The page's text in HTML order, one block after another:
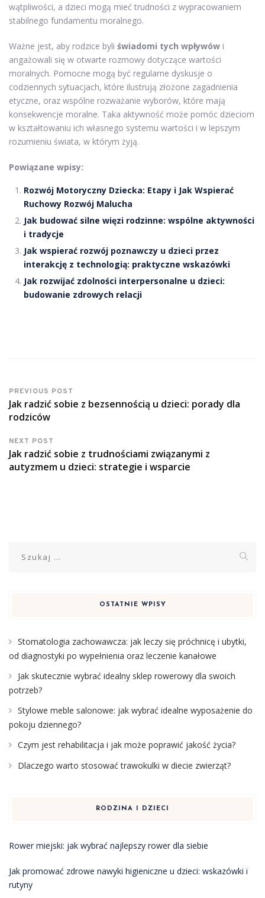
wątpliwości, a dzieci mogą mieć trudności z wypracowaniem
stabilnego fundamentu moralnego.
Ważne jest, aby rodzice byli świadomi tych wpływów i
angażowali się w otwarte rozmowy dotyczące wartości
moralnych. Pomocne mogą być regularne dyskusje o
codziennych sytuacjach, które ilustrują złożone zagadnienia
etyczne, oraz wspólne rozważanie wyborów, które mają
konsekwencje moralne. Taka aktywność może pomóc dzieciom
w kształtowaniu ich własnego systemu wartości i w lepszym
rozumieniu świata, w którym żyją.
Powiązane wpisy:
Rozwój Motoryczny Dziecka: Etapy i Jak Wspierać
Ruchowy Rozwój Malucha
Jak budować silne więzi rodzinne: wspólne aktywności
i tradycje
Jak wspierać rozwój poznawczy u dzieci przez
interakcję z technologią: praktyczne wskazówki
Jak rozwijać zdolności interpersonalne u dzieci:
budowanie zdrowych relacji
PREVIOUS POST
Jak radzić sobie z bezsennością u dzieci: porady dla
rodziców
NEXT POST
Jak radzić sobie z trudnościami związanymi z
autyzmem u dzieci: strategie i wsparcie
OSTATNIE WPISY
Stomatologia zachowawcza: jak leczy się próchnicę i ubytki,
od diagnostyki po wypełnienia oraz leczenie kanałowe
Jak skutecznie wybrać idealny sklep rowerowy dla swoich
potrzeb?
Stylowe meble salonowe: jak wybrać idealne wyposażenie do
pokoju dziennego?
Czym jest rehabilitacja i jak może poprawić jakość życia?
Dlaczego warto stosować trawokulki w diecie zwierząt?
RODZINA I DZIECI
Rower miejski: jak wybrać najlepszy rower dla siebie
Jak promować zdrowe nawyki higieniczne u dzieci: wskazówki i
rutyny